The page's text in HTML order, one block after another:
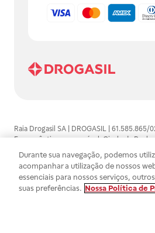
Raia Drogasil SA | DROGASIL | 61.585.865/
Farmacêutico responsável: Gisele da
automedicação e não substituem, em
persistirem os sintomas, um médico
SA trabalha com as tecnologias mais
efetuados estão sujeitos à confirmação
Durante sua navegação, podemos
acompanhar a utilização de nossos
essenciais para nossos serviços,
suas preferências. Nossa Política de